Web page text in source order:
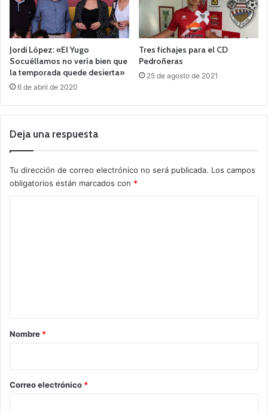
Jordi López: «El Yugo
Socuéllamos no vería bien que
la temporada quede desierta»
6 de abril de 2020
Tres fichajes para el CD
Pedroñeras
25 de agosto de 2021
Deja una respuesta
Tu dirección de correo electrónico no será publicada. Los campos
obligatorios están marcados con *
r
*
Nombre *
Correo electrónico *